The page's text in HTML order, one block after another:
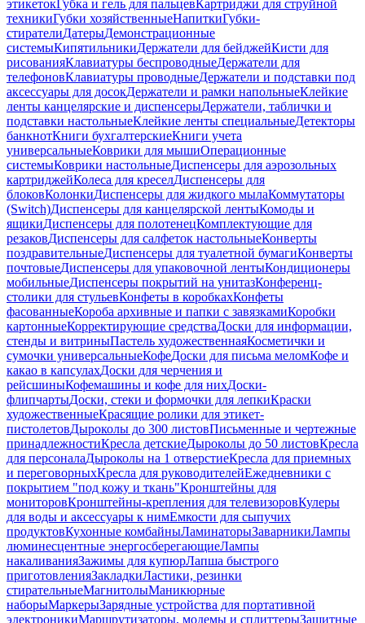
этикетокГубка и гель для пальцевКартриджи для струйной
техникиГубки хозяйственныеНапиткиГубки-
стирателиДатерыДемонстрационные
системыКипятильникиДержатели для бейджейКисти для
рисованияКлавиатуры беспроводныеДержатели для
телефоновКлавиатуры проводныеДержатели и подставки под
аксессуары для досокДержатели и рамки напольныеКлейкие
ленты канцелярские и диспенсерыДержатели, таблички и
подставки настольныеКлейкие ленты специальныеДетекторы
банкнотКниги бухгалтерскиеКниги учета
универсальныеКоврики для мышиОперационные
системыКоврики настольныеДиспенсеры для аэрозольных
картриджейКолеса для креселДиспенсеры для
блоковКолонкиДиспенсеры для жидкого мылаКоммутаторы
(Switch)Диспенсеры для канцелярской лентыКомоды и
ящикиДиспенсеры для полотенецКомплектующие для
резаковДиспенсеры для салфеток настольныеКонверты
поздравительныеДиспенсеры для туалетной бумагиКонверты
почтовыеДиспенсеры для упаковочной лентыКондиционеры
мобильныеДиспенсеры покрытий на унитазКонференц-
столики для стульевКонфеты в коробкахКонфеты
фасованныеКороба архивные и папки с завязкамиКоробки
картонныеКорректирующие средстваДоски для информации,
стенды и витриныПастель художественнаяКосметички и
сумочки универсальныеКофеДоски для письма меломКофе и
какао в капсулахДоски для черчения и
рейсшиныКофемашины и кофе для нихДоски-
флипчартыДоски, стеки и формочки для лепкиКраски
художественныеКрасящие ролики для этикет-
пистолетовДыроколы до 300 листовПисьменные и чертежные
принадлежностиКресла детскиеДыроколы до 50 листовКресла
для персоналаДыроколы на 1 отверстиеКресла для приемных
и переговорныхКресла для руководителейЕжедневники с
покрытием "под кожу и ткань"Кронштейны для
мониторовКронштейны-крепления для телевизоровКулеры
для воды и аксессуары к нимЕмкости для сыпучих
продуктовКухонные комбайныЛаминаторыЗаварникиЛампы
люминесцентные энергосберегающиеЛампы
накаливанияЗажимы для купюрЛапша быстрого
приготовленияЗакладкиЛастики, резинки
стирательныеМагнитолыМаникюрные
наборыМаркерыЗарядные устройства для портативной
электроникиМаршрутизаторы, модемы и сплиттерыЗащитные